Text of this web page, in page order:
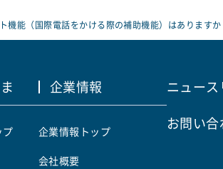
機能（国際電話をかける際の補助機能）はありますか
プ
企業情報
企業情報トップ
会社概要
ニュース
お問い合